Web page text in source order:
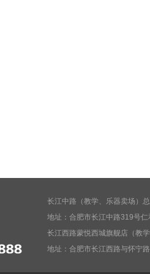
长江中路（教学、乐器卖场
地址：合肥市长江中路319号
长江西路蒙悦西城旗舰店（教
地址：合肥市长江西路与怀宁